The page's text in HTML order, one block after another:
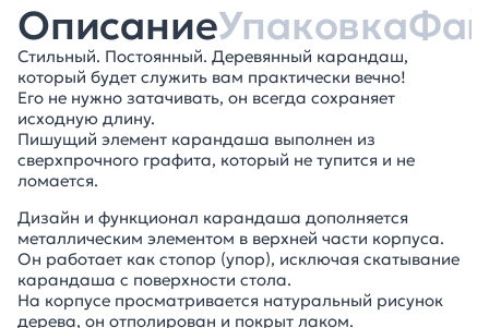
ОписаниеУпаковка
Стильный. Постоянный. Деревянный карандаш,
который будет служить вам практически вечно!
Его не нужно затачивать, он всегда сохраняет
исходную длину.
Пишущий элемент карандаша выполнен из
сверхпрочного графита, который не тупится и не
ломается.
Дизайн и функционал карандаша дополняется
металлическим элементом в верхней части корпуса.
Он работает как стопор (упор), исключая скатывание
карандаша с поверхности стола.
На корпусе просматривается натуральный рисунок
дерева, он отполирован и покрыт лаком.